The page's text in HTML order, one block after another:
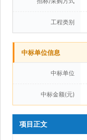
工程类别
中标单位信息
中标单位
中标金额(元)
项目正文